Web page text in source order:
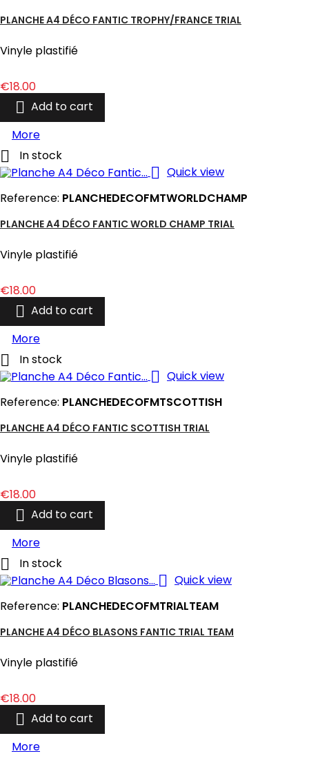
PLANCHE A4 DÉCO FANTIC TROPHY/FRANCE TRIAL
Vinyle plastifié
Price
€18.00
 Add to cart
More
 In stock
 Quick view
Reference: PLANCHEDECOFMTWORLDCHAMP
PLANCHE A4 DÉCO FANTIC WORLD CHAMP TRIAL
Vinyle plastifié
Price
€18.00
 Add to cart
More
 In stock
 Quick view
Reference: PLANCHEDECOFMTSCOTTISH
PLANCHE A4 DÉCO FANTIC SCOTTISH TRIAL
Vinyle plastifié
Price
€18.00
 Add to cart
More
 In stock
 Quick view
Reference: PLANCHEDECOFMTRIALTEAM
PLANCHE A4 DÉCO BLASONS FANTIC TRIAL TEAM
Vinyle plastifié
Price
€18.00
 Add to cart
More